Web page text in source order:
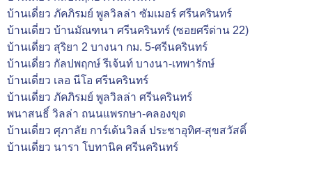
บ้านเดี่ยว ภัคภิรมย์ พูลวิลล่า ซัมเมอร์ ศรีนครินทร์
บ้านเดี่ยว บ้านมัณฑนา ศรีนครินทร์ (ซอยศรีด่าน 22)
บ้านเดี่ยว สุริยา 2 บางนา กม. 5-ศรีนครินทร์
บ้านเดี่ยว กัลปพฤกษ์ รีเจ้นท์ บางนา-เทพารักษ์
บ้านเดี่ยว เลอ นีโอ ศรีนครินทร์
บ้านเดี่ยว ภัคภิรมย์ พูลวิลล่า ศรีนครินทร์
พนาสนธิ์ วิลล่า ถนนแพรกษา-คลองขุด
บ้านเดี่ยว ศุภาลัย การ์เด้นวิลล์ ประชาอุทิศ-สุขสวัสดิ์
บ้านเดี่ยว นารา โบทานิค ศรีนครินทร์